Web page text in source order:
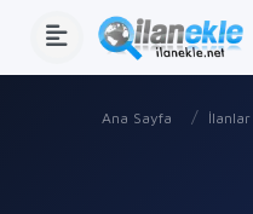
Ana Sayfa İlanlar